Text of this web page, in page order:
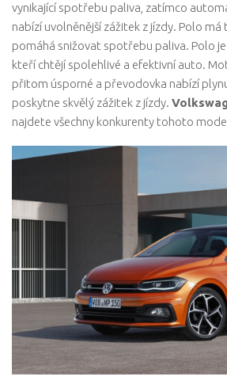
vynikající spotřebu paliva, zatímco
nabízí uvolněnější zážitek z jízdy. Polo má
pomáhá snižovat spotřebu paliva. Polo
kteří chtějí spolehlivé a efektivní auto.
přitom úsporné a převodovka nabízí
poskytne skvělý zážitek z jízdy.
najdete všechny konkurenty tohoto